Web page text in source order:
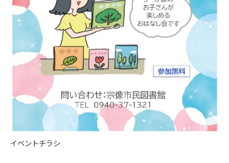
イベントチラシ